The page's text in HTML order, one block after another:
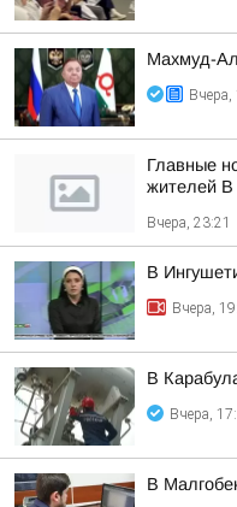
Махмуд-
Вчера,
Главные
жителей В
Вчера, 23:21
В
Вчера,
В
Вчера,
В